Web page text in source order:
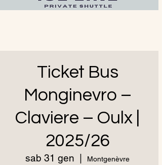
Ticket Bus
Monginevro –
Claviere – Oulx |
2025/26
sab 31 gen Montgenèvre